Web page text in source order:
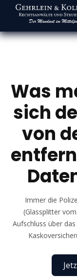
Was
sich
von
Immer die
(Glassplitter
Aufschluss über